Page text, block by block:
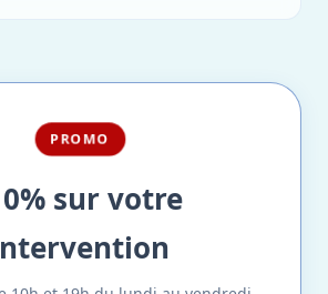
PROMO
sur votre